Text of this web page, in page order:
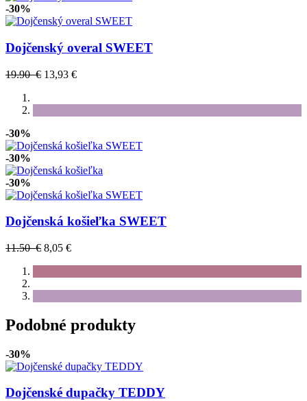
-30%
Dojčenský overal SWEET
19.90 € 13,93 €
-30%
-30%
-30%
Dojčenská košieľka SWEET
11.50 € 8,05 €
Podobné produkty
-30%
Dojčenské dupačky TEDDY